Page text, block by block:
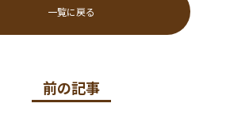
一覧に戻る
前の記事